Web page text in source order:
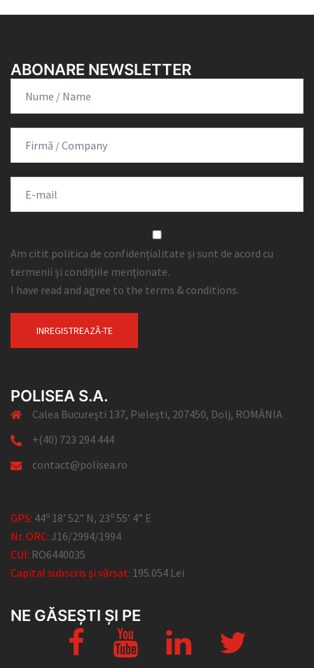
ABONARE NEWSLETTER
Am citit politica de confidențialitate și sunt de acord cu
termenii și condițiile menționate.
I have read and agree to the terms & conditions.
POLISEA S.A.
Calea Bucureşti 137, Pieleşti, 207450, Dolj, ROMÂNIA
+(40) 723 294 444
contact@polisea.ro
GPS: 44o 18’ 52” N, 23o 55’ 4” E
Nr. ORC: J16/2994/1994
CUI: RO6440035
Capital subscris și vărsat: 195.054 Lei
NE GĂSEȘTI ȘI PE
facebook YouTube Linkedin twitter